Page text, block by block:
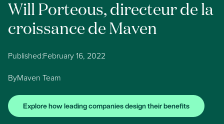
Will Porteous, directeur de la
croissance de Maven
Published:February 16, 2022
ByMaven Team
Explore how leading companies design their benefits